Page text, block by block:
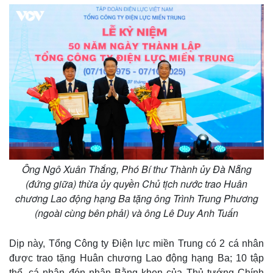
Pháp luật
Quân sự - Quốc phòng
Ông Ngô Xuân Thắng, Phó Bí thư Thành ủy Đà Nẵng
(đứng giữa) thừa ủy quyền Chủ tịch nước trao Huân
chương Lao động hạng Ba tặng ông Trình Trung Phương
(ngoài cùng bên phải) và ông Lê Duy Anh Tuấn
Dịp này, Tổng Công ty Điện lực miền Trung có 2 cá nhân
được trao tặng Huân chương Lao động hạng Ba; 10 tập